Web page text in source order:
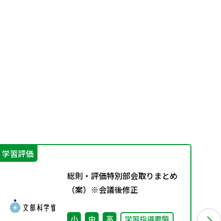
学習評価
総則・評価特別部会取りまとめ
（案）※会議後修正